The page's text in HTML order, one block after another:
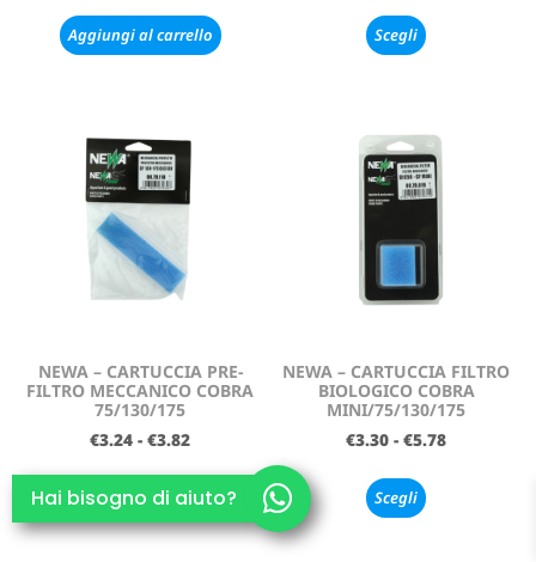
Aggiungi al carrello Scegli
NEWA – CARTUCCIA PRE-
FILTRO MECCANICO COBRA
75/130/175
€3.24 - €3.82
Scegli
NEWA – CARTUCCIA FILTRO
BIOLOGICO COBRA
MINI/75/130/175
€3.30 - €5.78
Scegli
Hai bisogno di aiuto?